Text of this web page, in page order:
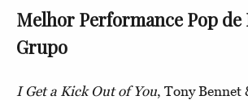
Melhor Performance Pop de
Grupo
I Get a Kick Out of You, Tony Bennet